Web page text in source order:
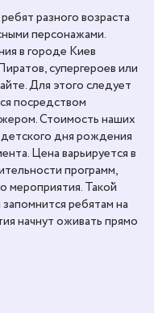
разного возраста
персонажами.
в городе Киев
супергероев или
Для этого следует
посредством
Стоимость наших
дня рождения
Цена варьируется в
программ,
мероприятия. Такой
ребятам на
начнут оживать прямо